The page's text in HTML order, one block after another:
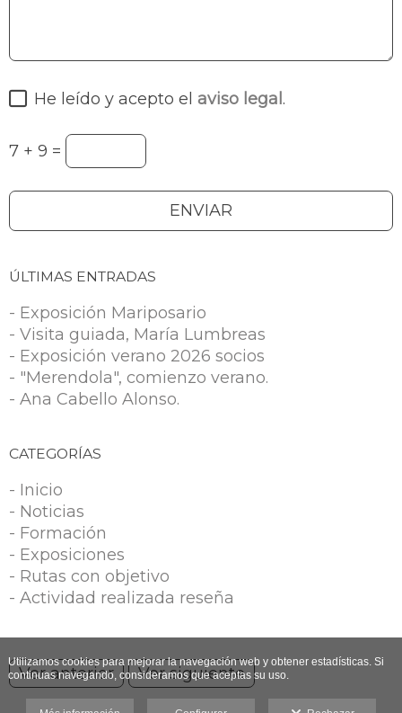
He leído y acepto el aviso legal.
7 + 9 =
ÚLTIMAS ENTRADAS
- Exposición Mariposario
- Visita guiada, María Lumbreas
- Exposición verano 2026 socios
- "Merendola", comienzo verano.
- Ana Cabello Alonso.
CATEGORÍAS
- Inicio
- Noticias
- Formación
- Exposiciones
- Rutas con objetivo
- Actividad realizada reseña
Ver anterior Ver siguiente
Utilizamos cookies para mejorar la navegación web y obtener estadísticas. Si
continuas navegando, consideramos que aceptas su uso.